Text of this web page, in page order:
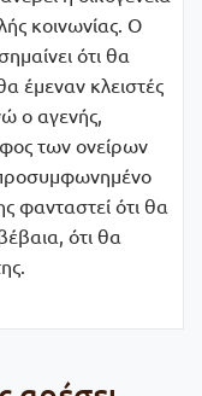
κοινωνίας. Ο
ότι θα
έµεναν κλειστές
ο αγενής,
των ονείρων
φανταστεί ότι θα
ότι θα